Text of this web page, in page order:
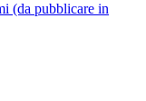
(da pubblicare in